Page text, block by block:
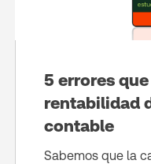
5 errores
rentabilidad
contable
Sabemos que la